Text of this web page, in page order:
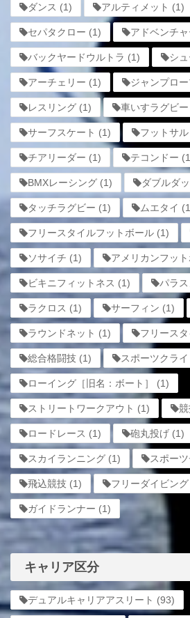
ダンス (1) アルティメット (1)
セパタクロー (1) アドベンチ
バックヤードウルトラ (1) シ
アーチェリー (1) ジャンプロ
レスリング (1) 車いすラグビー
サーフスケート (1) フットサル
チアリーダー (1) テコンドー
BMXレーシング (1) ダブルダ
タッチラグビー (1) ムエタイ
フリースタイルフットボール (1)
ソサイチ (1) アメリカンフッ
ビキニフィットネス (1) パラ
ラクロス (1) サーフィン (1)
ラウンドネット (1) フリース
総合格闘技 (1) スポーツクラ
ローイング［旧名：ボート］ (1)
ストリートワークアウト (1)
ロードレース (1) 砲丸投げ (1)
スカイランニング (1) スポー
飛込競技 (1) フリーダイビング
ガイドランナー (1)
キャリア区分
デュアルキャリアアスリート (93)